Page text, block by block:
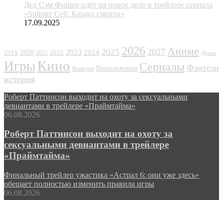
Дед Сэм Фишер идёт на новое дело в трейлере сериала
«Splinter Cell: Караул смерти»
17.09.2025
2019 2020 2021 2022 2023 2024 2025 2026 2027 Аниме Драма
Игры Кино Комедия Приключения Сериалы Фэнтези
история
Роберт Паттинсон выходит на охоту за сексуальными
девиантами в трейлере «Праймтайма»
06.08.2026
Роберт Паттинсон выходит на охоту за
сексуальными девиантами в трейлере
«Праймтайма»
Финальный трейлер ужастика «Астрал 6: они уже здесь»
обещает полностью изменить правила игры
06.08.2026